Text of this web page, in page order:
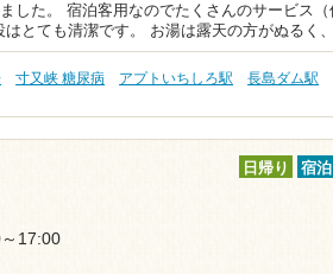
した。 宿泊客用なのでたくさんのサービス（
とても清潔です。 お湯は露天の方がぬるく
寸又峡 糖尿病 アプトいちしろ駅
長島ダム駅
日帰り 宿泊
17:00